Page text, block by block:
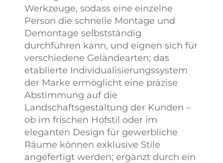
Werkzeuge, sodass eine einzelne
Person die schnelle Montage und
Demontage selbstständig
durchführen kann, und eignen sich für
verschiedene Geländearten; das
etablierte Individualisierungssystem
der Marke ermöglicht eine präzise
Abstimmung auf die
Landschaftsgestaltung der Kunden –
ob im frischen Hofstil oder im
eleganten Design für gewerbliche
Räume können exklusive Stile
angefertigt werden; ergänzt durch ein